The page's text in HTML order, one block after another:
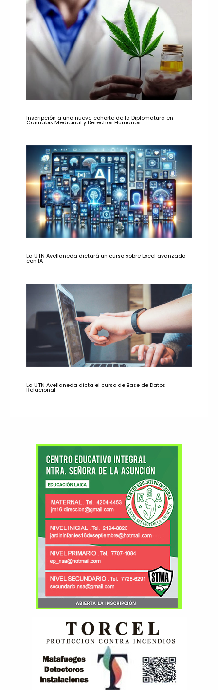
Inscripción a una nueva cohorte de la Diplomatura en
Cannabis Medicinal y Derechos Humanos
La UTN Avellaneda dictará un curso sobre Excel avanzado
con IA
La UTN Avellaneda dicta el curso de Base de Datos
Relacional